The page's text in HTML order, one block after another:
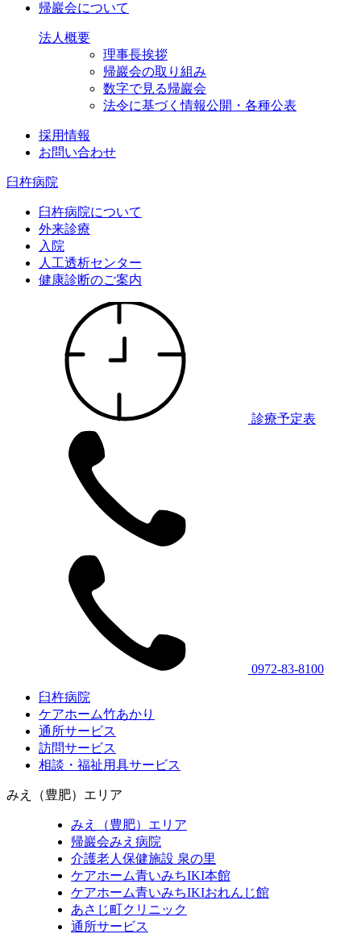
帰巖会について
法人概要
理事長挨拶
帰巖会の取り組み
数字で見る帰巖会
法令に基づく情報公開・各種公表
採用情報
お問い合わせ
臼杵病院
臼杵病院について
外来診療
入院
人工透析センター
健康診断のご案内
診療予定表
0972-83-8100
臼杵病院
ケアホーム竹あかり
通所サービス
訪問サービス
相談・福祉用具サービス
みえ（豊肥）エリア
みえ（豊肥）エリア
帰巖会みえ病院
介護老人保健施設 泉の里
ケアホーム青いみちIKI本館
ケアホーム青いみちIKIおれんじ館
あさじ町クリニック
通所サービス